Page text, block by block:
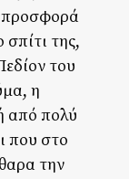
προσφορά
της,
του
η
από πολύ
που στο
την